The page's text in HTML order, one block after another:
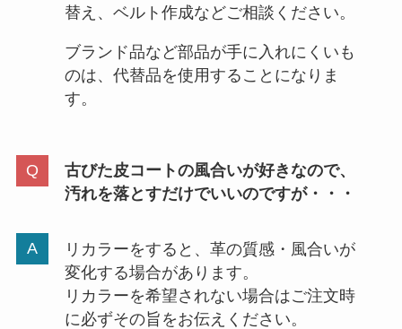
替え、ベルト作成などご相談ください。
ブランド品など部品が手に入れにくいも
のは、代替品を使用することになりま
す。
古びた皮コートの風合いが好きなので、
汚れを落とすだけでいいのですが・・・
リカラーをすると、革の質感・風合いが
変化する場合があります。
リカラーを希望されない場合はご注文時
に必ずその旨をお伝えください。